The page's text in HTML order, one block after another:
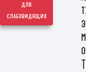
для
слабовидящих